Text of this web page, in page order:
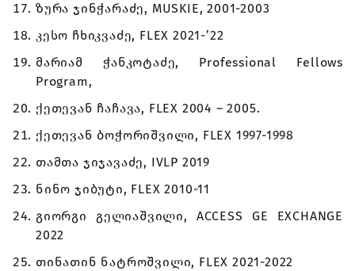
ზურა ჯინჭარაძე, MUSKIE, 2001-2003
კესო ჩხიკვაძე, FLEX 2021-’22
მარიამ ჭანკოტაძე, Professional Fellows
Program,
ქეთევან ჩაჩავა, FLEX 2004 – 2005.
ქეთევან ბოჭორიშვილი, FLEX 1997-1998
თამთა ჯიჯავაძე, IVLP 2019
ნინო ჯიბუტი, FLEX 2010-11
გიორგი გელიაშვილი, ACCESS GE EXCHANGE
2022
თინათინ ნატროშვილი, FLEX 2021-2022